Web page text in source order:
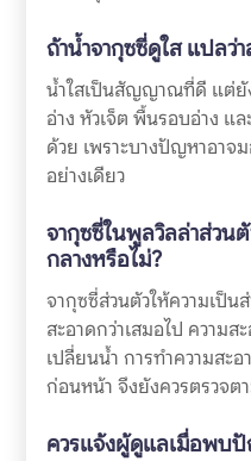
ถ้าน้ำจากุซซี่ดูใส แปลว่
น้ำใสเป็นสัญญาณที่ดี แต่ยั
อ่าง หัวเจ็ต พื้นรอบอ่าง แ
ด้วย เพราะบางปัญหาอาจ
อย่างเดียว
จากุซซี่ในพูลวิลล่าส่วน
กลางหรือไม่?
จากุซซี่ส่วนตัวให้ความเป็น
สะอาดกว่าเสมอไป ความ
เปลี่ยนน้ำ การทำความสะ
ก่อนหน้า จึงยังควรตรวจต
ควรแจ้งผู้ดูแลเมื่อพบ